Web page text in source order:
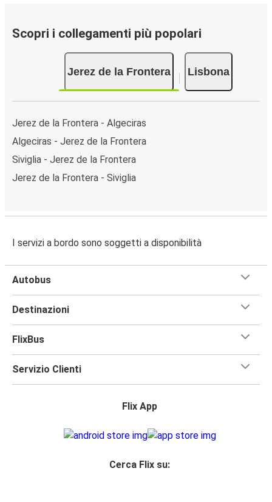
Scopri i collegamenti più popolari
Jerez de la Frontera Lisbona
Jerez de la Frontera - Algeciras
Algeciras - Jerez de la Frontera
Siviglia - Jerez de la Frontera
Jerez de la Frontera - Siviglia
I servizi a bordo sono soggetti a disponibilità
Autobus
Destinazioni
FlixBus
Servizio Clienti
Flix App
Cerca Flix su: